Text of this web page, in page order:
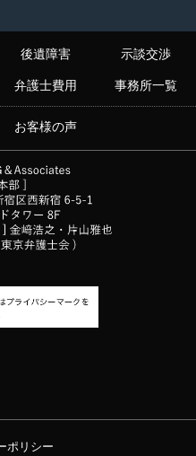
後遺障害 示談交渉
弁護士費用 事務所一覧
お客様の声
ポリシー